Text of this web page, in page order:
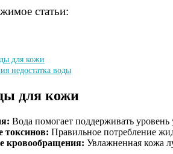
статьи:
для кожи
недостатка воды
для кожи
Вода помогает поддерживать
токсинов: Правильное потребление
кровообращения: Увлажненная кожа